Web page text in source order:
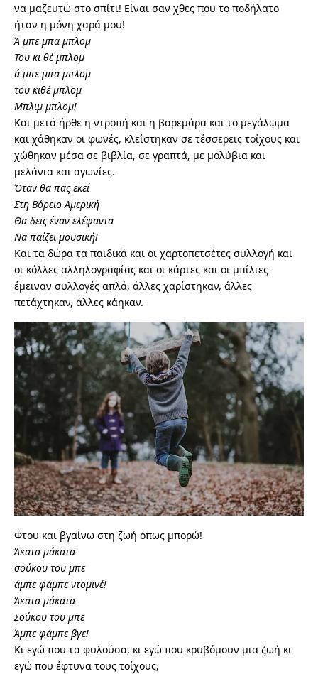
να μαζευτώ στο σπίτι! Είναι σαν χθες που το ποδήλατο
ήταν η μόνη χαρά μου!
Ά μπε μπα μπλομ
Του κι θέ μπλομ
ά μπε μπα μπλομ
του κιθέ μπλομ
Μπλιμ μπλομ!
Και μετά ήρθε η ντροπή και η βαρεμάρα και το μεγάλωμα
και χάθηκαν οι φωνές, κλείστηκαν σε τέσσερεις τοίχους και
χώθηκαν μέσα σε βιβλία, σε γραπτά, με μολύβια και
μελάνια και αγωνίες.
Όταν θα πας εκεί
Στη Βόρειο Αμερική
Θα δεις έναν ελέφαντα
Να παίζει μουσική!
Και τα δώρα τα παιδικά και οι χαρτοπετσέτες συλλογή και
οι κόλλες αλληλογραφίας και οι κάρτες και οι μπίλιες
έμειναν συλλογές απλά, άλλες χαρίστηκαν, άλλες
πετάχτηκαν, άλλες κάηκαν.
Φτου και βγαίνω στη ζωή όπως μπορώ!
Άκατα μάκατα
σούκου του μπε
άμπε φάμπε ντομινέ!
Άκατα μάκατα
Σούκου του μπε
Άμπε φάμπε βγε!
Κι εγώ που τα φυλούσα, κι εγώ που κρυβόμουν μια ζωή κι
εγώ που έφτυνα τους τοίχους,